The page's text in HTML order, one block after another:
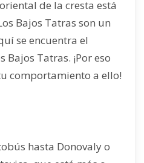
de la cresta está
Bajos Tatras son un
se encuentra el
Tatras. ¡Por eso
comportamiento a ello!
hasta Donovaly o